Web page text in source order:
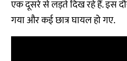
एक दूसरे से लड़ते दिख रहे हैं. इस
गया और कई छात्र घायल हो गए.